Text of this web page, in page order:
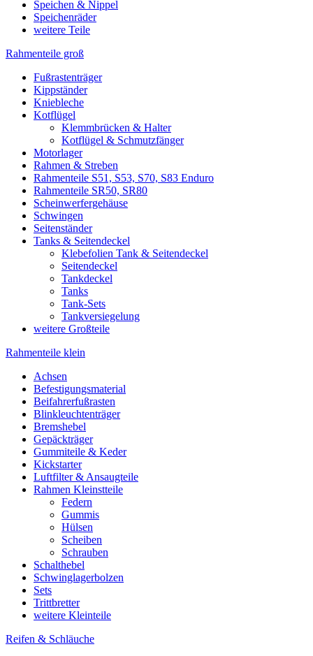
Speichen & Nippel
Speichenräder
weitere Teile
Rahmenteile groß
Fußrastenträger
Kippständer
Kniebleche
Kotflügel
Klemmbrücken & Halter
Kotflügel & Schmutzfänger
Motorlager
Rahmen & Streben
Rahmenteile S51, S53, S70, S83 Enduro
Rahmenteile SR50, SR80
Scheinwerfergehäuse
Schwingen
Seitenständer
Tanks & Seitendeckel
Klebefolien Tank & Seitendeckel
Seitendeckel
Tankdeckel
Tanks
Tank-Sets
Tankversiegelung
weitere Großteile
Rahmenteile klein
Achsen
Befestigungsmaterial
Beifahrerfußrasten
Blinkleuchtenträger
Bremshebel
Gepäckträger
Gummiteile & Keder
Kickstarter
Luftfilter & Ansaugteile
Rahmen Kleinstteile
Federn
Gummis
Hülsen
Scheiben
Schrauben
Schalthebel
Schwinglagerbolzen
Sets
Trittbretter
weitere Kleinteile
Reifen & Schläuche